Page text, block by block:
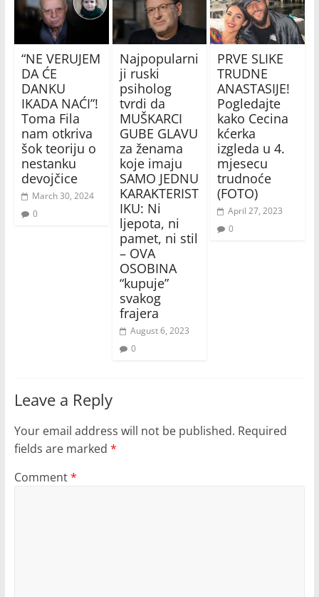
“NE VERUJEM
DA ĆE
DANKU
IKADA NAĆI”!
Toma Fila
nam otkriva
šok teoriju o
nestanku
devojčice
March 30, 2024
0
Najpopularni
ji ruski
psiholog
tvrdi da
MUŠKARCI
GUBE GLAVU
za ženama
koje imaju
SAMO JEDNU
KARAKTERIST
IKU: Ni
ljepota, ni
pamet, ni stil
– OVA
OSOBINA
“kupuje”
svakog
frajera
August 6, 2023
0
PRVE SLIKE
TRUDNE
ANASTASIJE!
Pogledajte
kako Cecina
kćerka
izgleda u 4.
mjesecu
trudnoće
(FOTO)
April 27, 2023
0
Leave a Reply
Your email address will not be published. Required
fields are marked *
Comment*